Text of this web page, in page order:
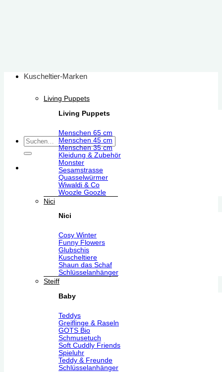
Suchen
nach:
Kuscheltier-Marken
Living Puppets
Living Puppets
Menschen 65 cm
Menschen 45 cm
Menschen 35 cm
Kleidung & Zubehör
Monster
Sesamstrasse
Quasselwürmer
Wiwaldi & Co
Woozle Goozle
Nici
Nici
Cosy Winter
Funny Flowers
Glubschis
Kuscheltiere
Shaun das Schaf
Schlüsselanhänger
Steiff
Baby
Teddys
Greiflinge & Raseln
GOTS Bio
Schmusetuch
Soft Cuddly Friends
Spieluhr
Teddy & Freunde
Schlüsselanhänger